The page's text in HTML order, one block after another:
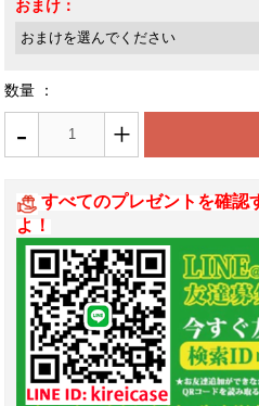
おまけ：
数量 ：
- +
すべてのプレゼントを確認
よ！